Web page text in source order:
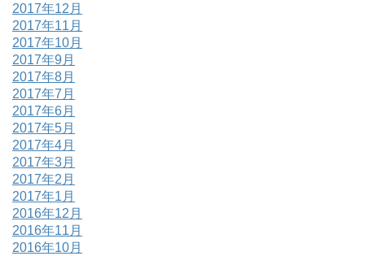
2017年12月
2017年11月
2017年10月
2017年9月
2017年8月
2017年7月
2017年6月
2017年5月
2017年4月
2017年3月
2017年2月
2017年1月
2016年12月
2016年11月
2016年10月